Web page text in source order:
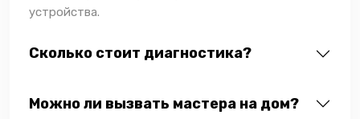
устройства.
Сколько стоит диагностика?
Можно ли вызвать мастера на дом?